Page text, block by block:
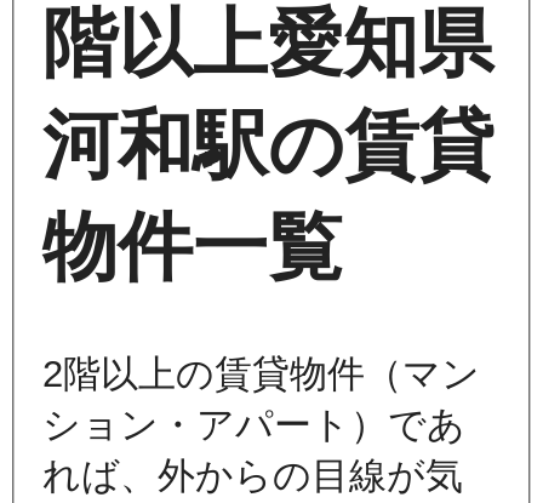
階以上愛知県
河和駅の賃貸
物件一覧
2階以上の賃貸物件（マン
ション・アパート）であ
れば、外からの目線が気